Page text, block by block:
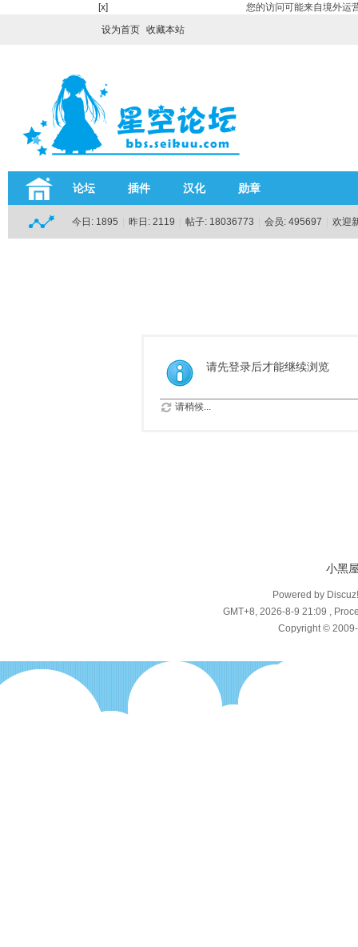
[x]
您的访问可能来自境外运
设为首页
收藏本站
论坛 插件 汉化 勋章
今日: 1895 昨日: 2119 帖子: 18036773 会员: 495697 欢迎
请先登录后才能继续浏览
请稍候...
小黑
Powered by
GMT+8, 2026-8-9 21:09 ,
Copyright ©